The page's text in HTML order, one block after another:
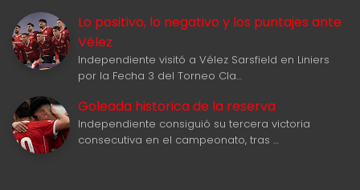
Lo positivo, lo negativo y los puntajes ante
Vélez
Independiente visitó a Vélez Sarsfield en Liniers
por la Fecha 3 del Torneo Cla…
Goleada historica de la reserva
Independiente consiguió su tercera victoria
consecutiva en el campeonato, tras …